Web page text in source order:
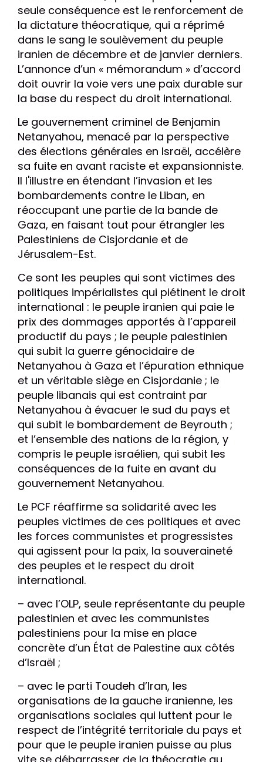
seule conséquence est le renforcement de
la dictature théocratique, qui a réprimé
dans le sang le soulèvement du peuple
iranien de décembre et de janvier derniers.
L’annonce d’un « mémorandum » d’accord
doit ouvrir la voie vers une paix durable sur
la base du respect du droit international.
Le gouvernement criminel de Benjamin
Netanyahou, menacé par la perspective
des élections générales en Israël, accélère
sa fuite en avant raciste et expansionniste.
Il l'illustre en étendant l’invasion et les
bombardements contre le Liban, en
réoccupant une partie de la bande de
Gaza, en faisant tout pour étrangler les
Palestiniens de Cisjordanie et de
Jérusalem-Est.
Ce sont les peuples qui sont victimes des
politiques impérialistes qui piétinent le droit
international : le peuple iranien qui paie le
prix des dommages apportés à l’appareil
productif du pays ; le peuple palestinien
qui subit la guerre génocidaire de
Netanyahou à Gaza et l’épuration ethnique
et un véritable siège en Cisjordanie ; le
peuple libanais qui est contraint par
Netanyahou à évacuer le sud du pays et
qui subit le bombardement de Beyrouth ;
et l’ensemble des nations de la région, y
compris le peuple israélien, qui subit les
conséquences de la fuite en avant du
gouvernement Netanyahou.
Le PCF réaffirme sa solidarité avec les
peuples victimes de ces politiques et avec
les forces communistes et progressistes
qui agissent pour la paix, la souveraineté
des peuples et le respect du droit
international.
– avec l’OLP, seule représentante du peuple
palestinien et avec les communistes
palestiniens pour la mise en place
concrète d’un État de Palestine aux côtés
d’Israël ;
– avec le parti Toudeh d’Iran, les
organisations de la gauche iranienne, les
organisations sociales qui luttent pour le
respect de l’intégrité territoriale du pays et
pour que le peuple iranien puisse au plus